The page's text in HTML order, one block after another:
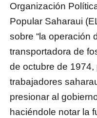
Organización
Popular Saharaui
sobre “la operación
transportadora de
de octubre de
trabajadores
presionar al
haciéndole notar la